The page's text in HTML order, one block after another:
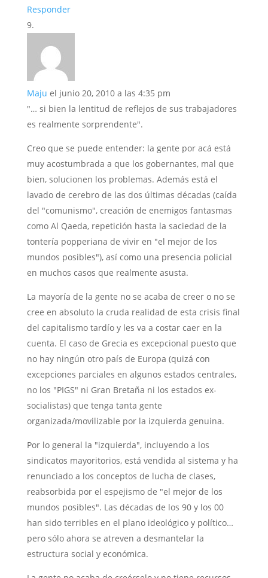
Responder
Maju el junio 20, 2010 a las 4:35 pm
"… si bien la lentitud de reflejos de sus trabajadores
es realmente sorprendente".
Creo que se puede entender: la gente por acá está
muy acostumbrada a que los gobernantes, mal que
bien, solucionen los problemas. Además está el
lavado de cerebro de las dos últimas décadas (caída
del "comunismo", creación de enemigos fantasmas
como Al Qaeda, repetición hasta la saciedad de la
tontería popperiana de vivir en "el mejor de los
mundos posibles"), así como una presencia policial
en muchos casos que realmente asusta.
La mayoría de la gente no se acaba de creer o no se
cree en absoluto la cruda realidad de esta crisis final
del capitalismo tardío y les va a costar caer en la
cuenta. El caso de Grecia es excepcional puesto que
no hay ningún otro país de Europa (quizá con
excepciones parciales en algunos estados centrales,
no los "PIGS" ni Gran Bretaña ni los estados ex-
socialistas) que tenga tanta gente
organizada/movilizable por la izquierda genuina.
Por lo general la "izquierda", incluyendo a los
sindicatos mayoritorios, está vendida al sistema y ha
renunciado a los conceptos de lucha de clases,
reabsorbida por el espejismo de "el mejor de los
mundos posibles". Las décadas de los 90 y los 00
han sido terribles en el plano ideológico y político…
pero sólo ahora se atreven a desmantelar la
estructura social y económica.